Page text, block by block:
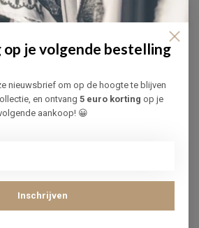
RAVENNA VILA
€34,99
je bestelling? Neem contact op met
info@infinityfashion.be
op je volgende bestelling
nieuwsbrief om op de hoogte te blijven
en ontvang 5 euro korting op je
aankoop! 😀
Inschrijven